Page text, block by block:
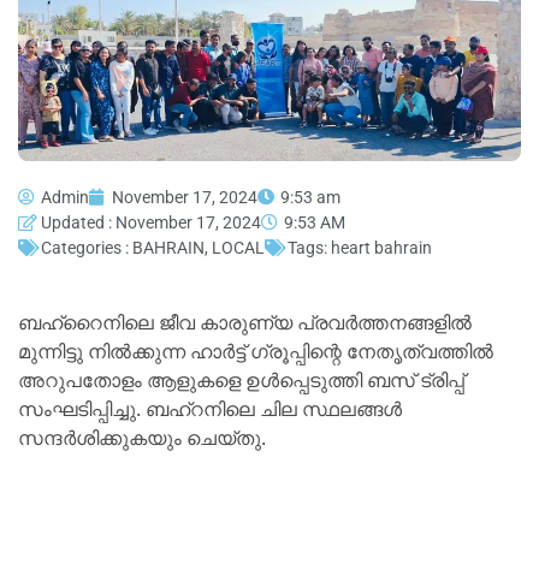
Admin November 17, 2024
9:53 am
Updated : November 17, 2024
9:53 AM
Categories : BAHRAIN, LOCAL Tags: heart bahrain
ബഹ്‌റൈനിലെ ജീവ കാരുണ്യ പ്രവർത്തനങ്ങളിൽ
മുന്നിട്ടു നിൽക്കുന്ന ഹാർട്ട് ഗ്രൂപ്പിന്റെ നേതൃത്വത്തിൽ
അറുപതോളം ആളുകളെ ഉൾപ്പെടുത്തി ബസ് ട്രിപ്പ്‌
സംഘടിപ്പിച്ചു. ബഹ്‌റനിലെ ചില സ്ഥലങ്ങൾ
സന്ദർശിക്കുകയും ചെയ്തു.